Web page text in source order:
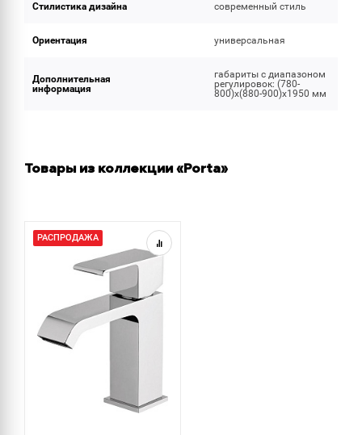
Стилистика дизайна современный стиль
Ориентация универсальная
Дополнительная
информация
габариты с диапазоном
регулировок: (780-
800)х(880-900)х1950 мм
Товары из коллекции «Porta»
РАСПРОДАЖА